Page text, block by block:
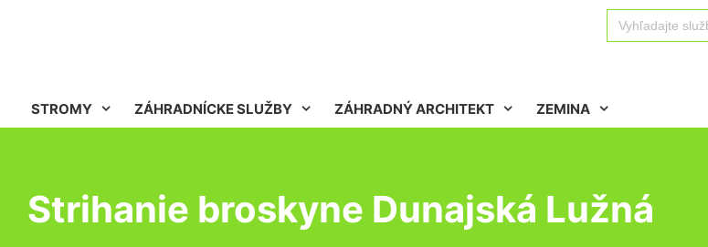
Search
for:
STROMY ZÁHRADNÍCKE SLUŽBY ZÁHRADNÝ ARCHITEKT ZEMINA
Strihanie broskyne Dunajská Lužná